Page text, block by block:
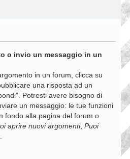
o invio un messaggio in un
in un forum, clicca su
una risposta ad un
Potresti avere bisogno di
un messaggio: le tue funzioni
fondo alla pagina del forum o
aprire nuovi argomenti, Puoi